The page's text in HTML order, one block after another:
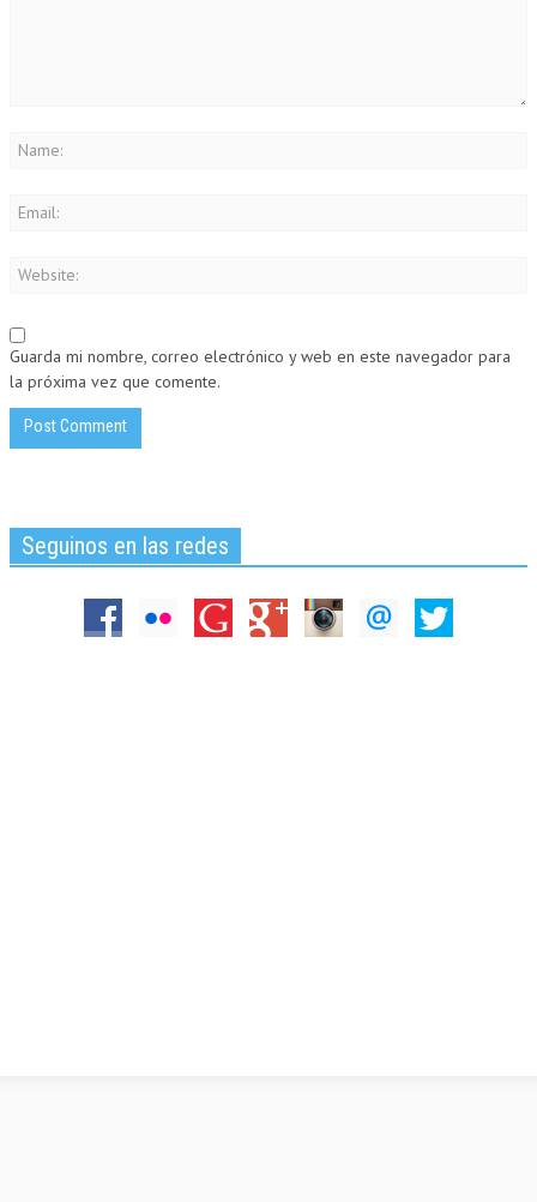
Guarda mi nombre, correo electrónico y web en este navegador para
la próxima vez que comente.
Seguinos en las redes